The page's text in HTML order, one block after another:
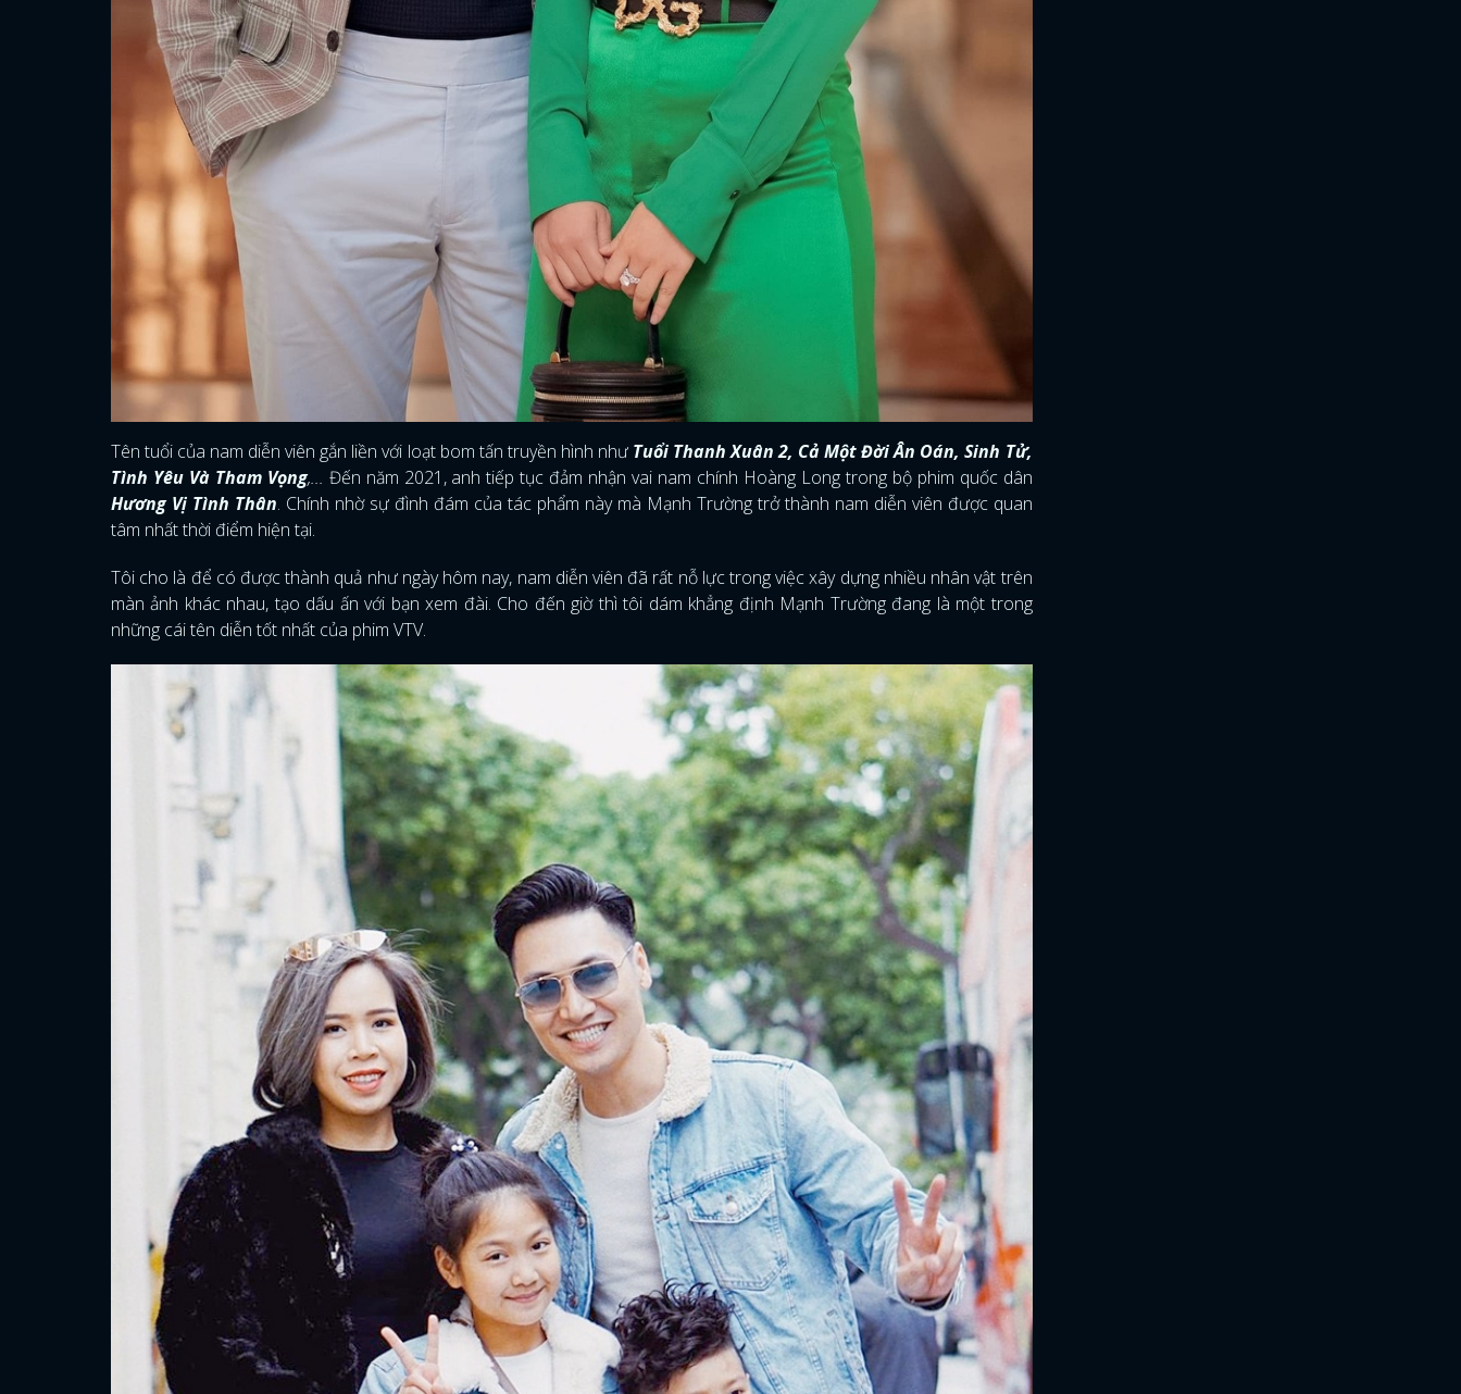
Tên tuổi của nam diễn viên gắn liền với loạt bom tấn truyền hình như Tuổi Thanh Xuân 2, Cả Một Đời Ân Oán, Sinh Tử,
Tình Yêu Và Tham Vọng,... Đến năm 2021, anh tiếp tục đảm nhận vai nam chính Hoàng Long trong bộ phim quốc dân
Hương Vị Tình Thân. Chính nhờ sự đình đám của tác phẩm này mà Mạnh Trường trở thành nam diễn viên được quan
tâm nhất thời điểm hiện tại.
Tôi cho là để có được thành quả như ngày hôm nay, nam diễn viên đã rất nỗ lực trong việc xây dựng nhiều nhân vật trên
màn ảnh khác nhau, tạo dấu ấn với bạn xem đài. Cho đến giờ thì tôi dám khẳng định Mạnh Trường đang là một trong
những cái tên diễn tốt nhất của phim VTV.